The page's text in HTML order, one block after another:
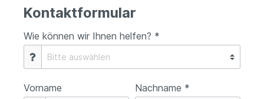
Kontaktformular
Wie können wir Ihnen helfen? *
Vorname Nachname *